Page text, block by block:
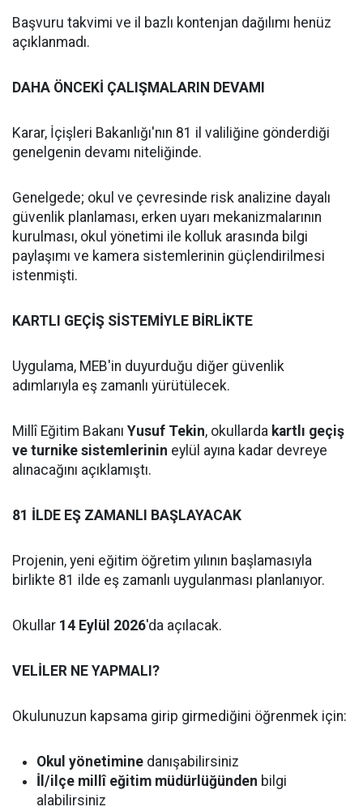
Başvuru takvimi ve il bazlı kontenjan dağılımı henüz
açıklanmadı.
DAHA ÖNCEKİ ÇALIŞMALARIN DEVAMI
Karar, İçişleri Bakanlığı'nın 81 il valiliğine gönderdiği
genelgenin devamı niteliğinde.
Genelgede; okul ve çevresinde risk analizine dayalı
güvenlik planlaması, erken uyarı mekanizmalarının
kurulması, okul yönetimi ile kolluk arasında bilgi
paylaşımı ve kamera sistemlerinin güçlendirilmesi
istenmişti.
KARTLI GEÇİŞ SİSTEMİYLE BİRLİKTE
Uygulama, MEB'in duyurduğu diğer güvenlik
adımlarıyla eş zamanlı yürütülecek.
Millî Eğitim Bakanı Yusuf Tekin, okullarda kartlı geçiş
ve turnike sistemlerinin eylül ayına kadar devreye
alınacağını açıklamıştı.
81 İLDE EŞ ZAMANLI BAŞLAYACAK
Projenin, yeni eğitim öğretim yılının başlamasıyla
birlikte 81 ilde eş zamanlı uygulanması planlanıyor.
Okullar 14 Eylül 2026'da açılacak.
VELİLER NE YAPMALI?
Okulunuzun kapsama girip girmediğini öğrenmek için:
Okul yönetimine danışabilirsiniz
İl/ilçe millî eğitim müdürlüğünden bilgi
alabilirsiniz